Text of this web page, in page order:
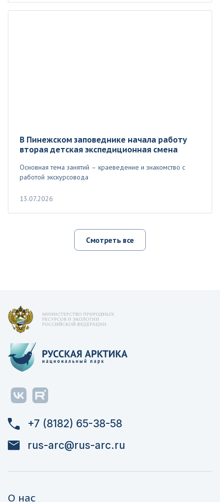
В Пинежском заповеднике начала работу
вторая детская экспедиционная смена
Основная тема занятий – краеведение и знакомство с
работой экскурсовода
13.07.2026
Смотреть все
+7 (8182) 65-38-58
rus-arc@rus-arc.ru
О нас